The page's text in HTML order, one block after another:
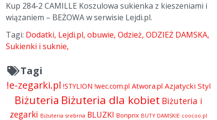
Kup 284-2 CAMILLE Koszulowa sukienka z kieszeniami i
wiązaniem – BEŻOWA w serwisie Lejdi.pl.
Tagi: Dodatki Lejdi.pl obuwie Odzież ODZIEŻ DAMSKA
Sukienki i suknie
Tagi
!e-zegarki.pl !STYLION !wec.com.pl Atwora.pl Azjatycki Styl
Biżuteria Biżuteria dla kobiet Biżuteria i
zegarki Biżuteria srebrna BLUZKI Bonprix BUTY DAMSKIE coocoo.pl